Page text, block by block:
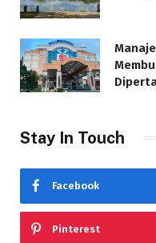
Stay In Touch
Facebook
Pinterest